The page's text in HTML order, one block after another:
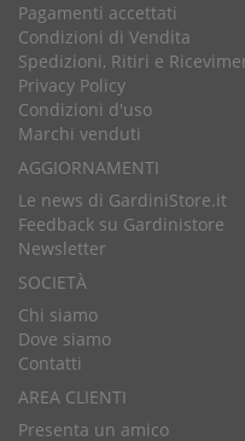
Pagamenti accettati
Condizioni di Vendita
Spedizioni, Ritiri e
Privacy Policy
Condizioni d'uso
Marchi venduti
AGGIORNAMENTI
Le news di GardiniStore.it
Feedback su Gardinistore
Newsletter
SOCIETÀ
Chi siamo
Dove siamo
Contatti
AREA CLIENTI
Presenta un amico